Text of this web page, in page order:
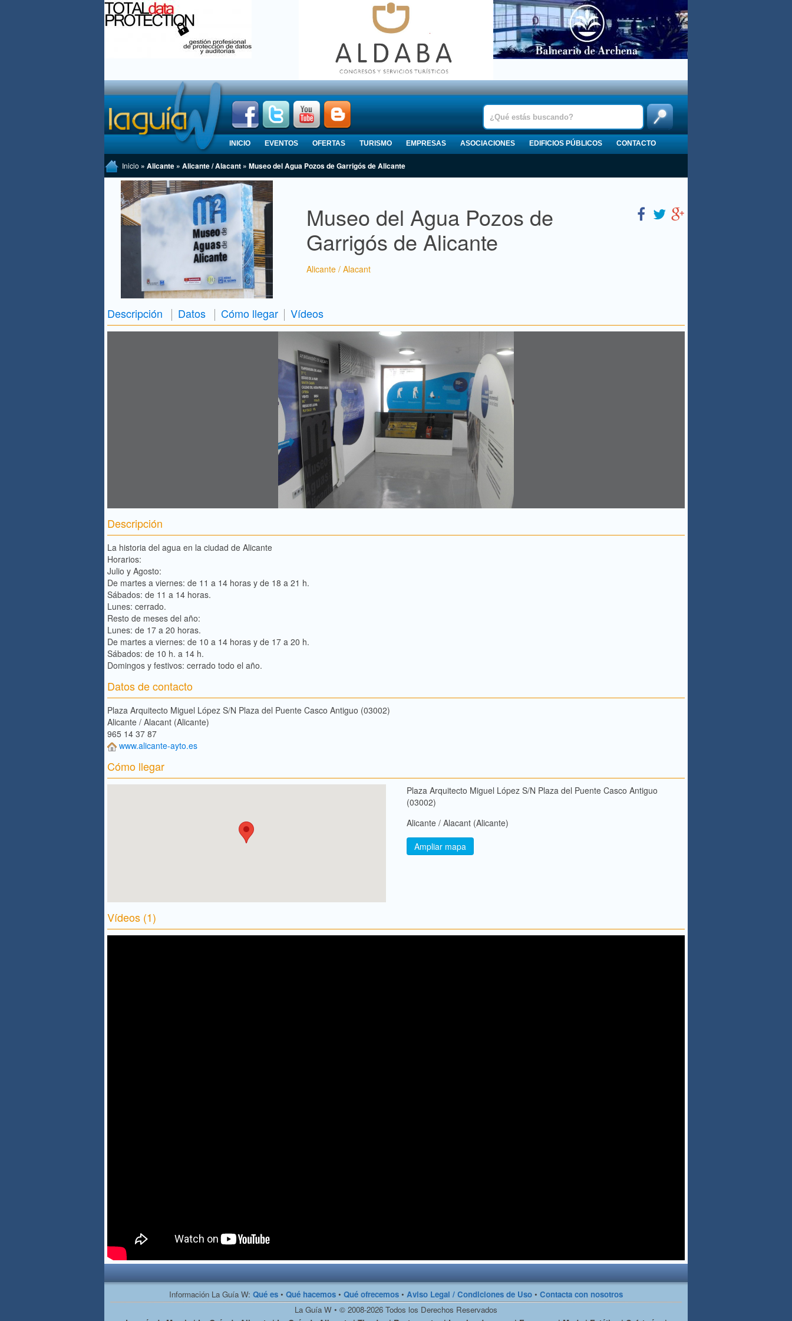
INICIO EVENTOS OFERTAS TURISMO EMPRESAS ASOCIACIONES EDIFICIOS PÚBLICOS CONTACTO
Inicio » Alicante » Alicante / Alacant » Museo del Agua Pozos de Garrigós de Alicante
Museo del Agua Pozos de
Garrigós de Alicante
Alicante / Alacant
Descripción Datos Cómo llegar Vídeos
Descripción
La historia del agua en la ciudad de Alicante
Horarios:
Julio y Agosto:
De martes a viernes: de 11 a 14 horas y de 18 a 21 h.
Sábados: de 11 a 14 horas.
Lunes: cerrado.
Resto de meses del año:
Lunes: de 17 a 20 horas.
De martes a viernes: de 10 a 14 horas y de 17 a 20 h.
Sábados: de 10 h. a 14 h.
Domingos y festivos: cerrado todo el año.
Datos de contacto
Plaza Arquitecto Miguel López S/N Plaza del Puente Casco Antiguo (03002)
Alicante / Alacant (Alicante)
965 14 37 87
www.alicante-ayto.es
Cómo llegar
Plaza Arquitecto Miguel López S/N Plaza del Puente Casco Antiguo
(03002)
Alicante / Alacant (Alicante)
Ampliar mapa
Vídeos (1)
Información La Guía W: Qué es • Qué hacemos • Qué ofrecemos • Aviso Legal / Condiciones de Uso • Contacta con nosotros
La Guía W • © 2008-2026 Todos los Derechos Reservados